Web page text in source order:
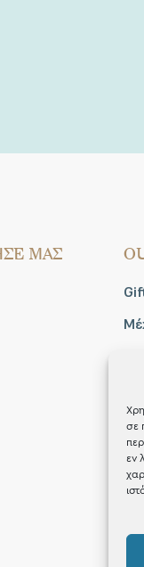
σε
εν
ΜΑΣ